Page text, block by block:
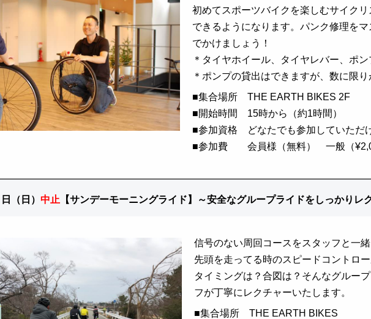
初めてスポーツバイクを楽しむサイク
できるようになります。パンク修理を
でかけましょう！
＊タイヤホイール、タイヤレバー、ポン
＊ポンプの貸出はできますが、数に限
■集合場所 THE EARTH BIKES 2F
■開始時間 15時から（約1時間）
■参加資格 どなたでも参加していただ
■参加費 会員様（無料） 一般（
（日） 中止 【サンデーモーニングライド】～安全なグループライドをしっかりレ
信号のない周回コースをスタッフと一
先頭を走ってる時のスピードコントロ
タイミングは？合図は？そんなグルー
フが丁寧にレクチャーいたします。
■集合場所 THE EARTH BIKES